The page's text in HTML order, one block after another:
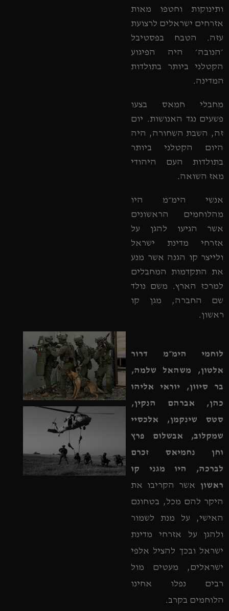
ותינוקות וחטפו מאות
אזרחים ישראלים לרצועת
עזה. הטבח בפסטיבל
׳הנובה׳ היה הפיגוע
הקטלני ביותר בתולדות
המדינה.
מחבלי חמאס בצעו
פשעים נגד האנושות. יום
זה, השבת השחורה, היה
היום הקטלני ביותר
בתולדות העם היהודי
מאז השואה.
אנשי הימ״מ היו
מהלוחמים הראשונים
אשר הגיעו להגן על
אזרחי מדינת ישראל
ולייצר קו הגנה אשר מנע
את התקדמות המחבלים
למרכז הארץ. משם נולד
שם החברה, מגן קו
ראשון.
לוחמי הימ״מ דרור
אלטון, משהאל שלמה,
בר סיוון, יוראי אליהו
כהן, אברהם הנקין,
סטס שינקמן, אלכסיי
שמקלוב, אבשלום פרץ
וחן נחמיאס זכרם
לברכה, היו מגני קו
ראשון אשר הקריבו את
היקר להם מכל, בטחונם
האישי, על מנת לשמור
ולהגן על אזרחי מדינת
ישראל ובכך להציל אלפי
ישראלים, מעטים מול
רבים נפלו אחינו
הלוחמים בקרב.